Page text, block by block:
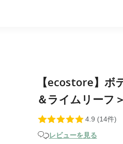
【ecostore】ボ
＆ライムリーフ
レビューを見る